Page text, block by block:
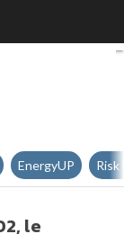
di
EnergyUP Risk
le